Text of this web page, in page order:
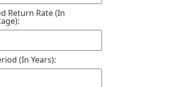
Return Rate (in
(in Years):